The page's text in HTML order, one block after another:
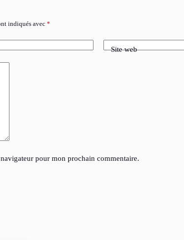
indiqués avec*
Site web
pour mon prochain commentaire.